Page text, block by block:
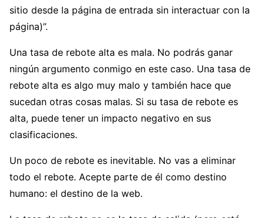
sitio desde la página de entrada sin interactuar con la
página)”.
Una tasa de rebote alta es mala. No podrás ganar
ningún argumento conmigo en este caso. Una tasa de
rebote alta es algo muy malo y también hace que
sucedan otras cosas malas. Si su tasa de rebote es
alta, puede tener un impacto negativo en sus
clasificaciones.
Un poco de rebote es inevitable. No vas a eliminar
todo el rebote. Acepte parte de él como destino
humano: el destino de la web.